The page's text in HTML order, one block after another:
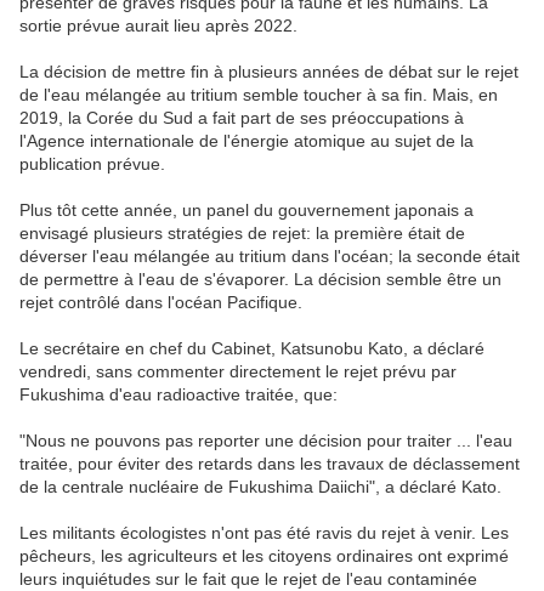
sortie prévue aurait lieu après 2022.
La décision de mettre fin à plusieurs années de débat sur le rejet
de l'eau mélangée au tritium semble toucher à sa fin. Mais, en
2019, la Corée du Sud a fait part de ses préoccupations à
l'Agence internationale de l'énergie atomique au sujet de la
publication prévue.
Plus tôt cette année, un panel du gouvernement japonais a
envisagé plusieurs stratégies de rejet: la première était de
déverser l'eau mélangée au tritium dans l'océan; la seconde était
de permettre à l'eau de s'évaporer. La décision semble être un
rejet contrôlé dans l'océan Pacifique.
Le secrétaire en chef du Cabinet, Katsunobu Kato, a déclaré
vendredi, sans commenter directement le rejet prévu par
Fukushima d'eau radioactive traitée, que:
"Nous ne pouvons pas reporter une décision pour traiter ... l'eau
traitée, pour éviter des retards dans les travaux de déclassement
de la centrale nucléaire de Fukushima Daiichi", a déclaré Kato.
Les militants écologistes n'ont pas été ravis du rejet à venir. Les
pêcheurs, les agriculteurs et les citoyens ordinaires ont exprimé
leurs inquiétudes sur le fait que le rejet de l'eau contaminée